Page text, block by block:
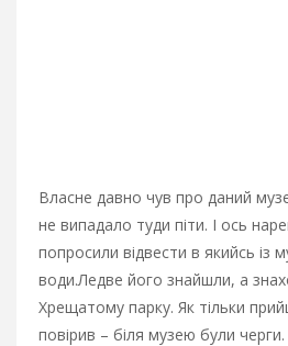
Власне давно чув про даний
не випадало туди піти. І ось
попросили відвести в якийсь із
води.Ледве його знайшли, а
Хрещатому парку. Як тільки
повірив – біля музею були